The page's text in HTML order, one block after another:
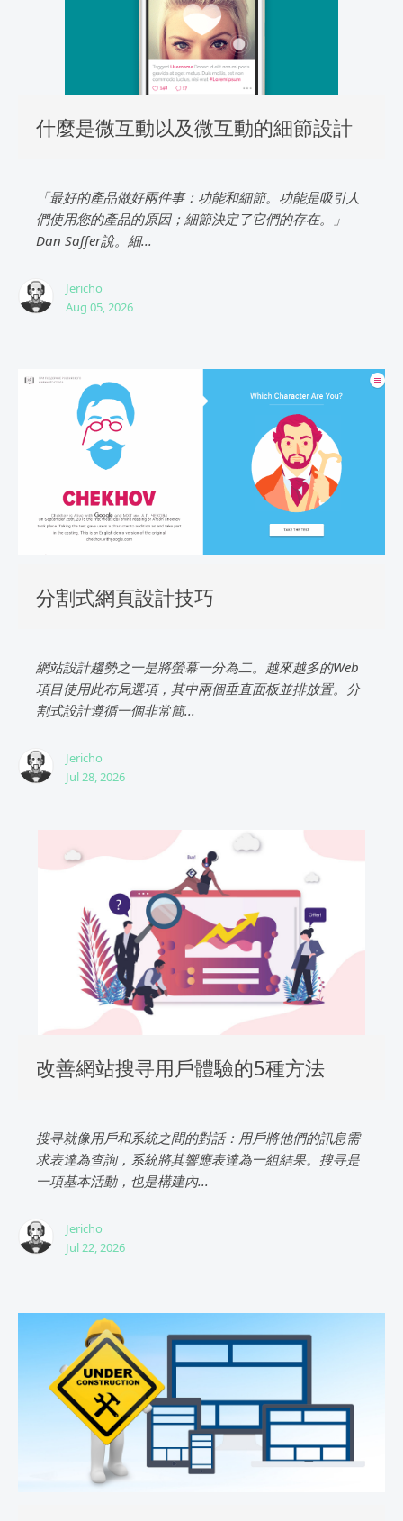
什麼是微互動以及微互動的細節設計
「最好的產品做好兩件事：功能和細節。功能是吸引人
們使用您的產品的原因；細節決定了它們的存在。」
Dan Saffer說。細...
Jericho
Aug 05, 2026
分割式網頁設計技巧
網站設計趨勢之一是將螢幕一分為二。越來越多的Web
項目使用此布局選項，其中兩個垂直面板並排放置。分
割式設計遵循一個非常簡...
Jericho
Jul 28, 2026
改善網站搜寻用戶體驗的5種方法
搜寻就像用戶和系統之間的對話：用戶將他們的訊息需
求表達為查詢，系統將其響應表達為一組結果。搜寻是
一項基本活動，也是構建內...
Jericho
Jul 22, 2026